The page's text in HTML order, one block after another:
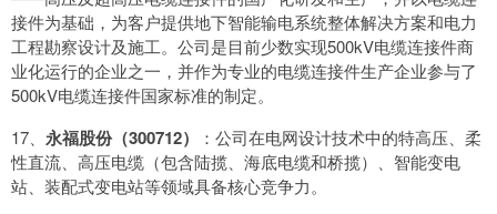
接件为基础，为客户提供地下智能输电系统整体解决方案和电力
工程勘察设计及施工。公司是目前少数实现500kV电缆连接件商
业化运行的企业之一，并作为专业的电缆连接件生产企业参与了
500kV电缆连接件国家标准的制定。
17、 永福股份（300712）
：公司在电网设计技术中的特高压、柔
性直流、高压电缆（包含陆揽、海底电缆和桥揽）、智能变电
站、装配式变电站等领域具备核心竞争力。